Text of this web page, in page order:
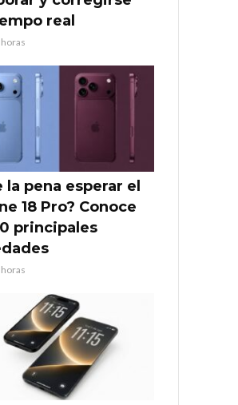
real
la pena esperar el
18 Pro? Conoce
principales